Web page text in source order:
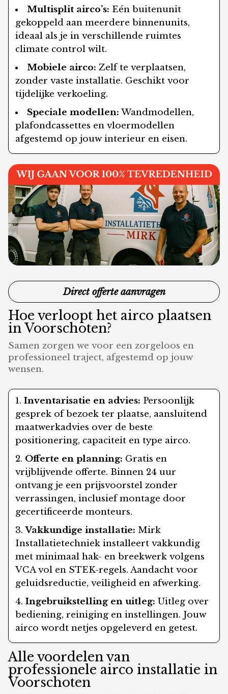
Multisplit airco’s: Eén buitenunit
gekoppeld aan meerdere binnenunits,
ideaal als je in verschillende ruimtes
climate control wilt.
Mobiele airco: Zelf te verplaatsen,
zonder vaste installatie. Geschikt voor
tijdelijke verkoeling.
Speciale modellen: Wandmodellen,
plafondcassettes en vloermodellen
afgestemd op jouw interieur en eisen.
Direct offerte aanvragen
Hoe verloopt het airco plaatsen
in Voorschoten?
Samen zorgen we voor een zorgeloos en
professioneel traject, afgestemd op jouw
wensen.
Inventarisatie en advies: Persoonlijk
gesprek of bezoek ter plaatse, aansluitend
maatwerkadvies over de beste
positionering, capaciteit en type airco.
Offerte en planning: Gratis en
vrijblijvende offerte. Binnen 24 uur
ontvang je een prijsvoorstel zonder
verrassingen, inclusief montage door
gecertificeerde monteurs.
Vakkundige installatie: Mirk
Installatietechniek installeert vakkundig
met minimaal hak- en breekwerk volgens
VCA vol en STEK-regels. Aandacht voor
geluidsreductie, veiligheid en afwerking.
Ingebruikstelling en uitleg: Uitleg over
bediening, reiniging en instellingen. Jouw
airco wordt netjes opgeleverd en getest.
Alle voordelen van
professionele airco installatie in
Voorschoten